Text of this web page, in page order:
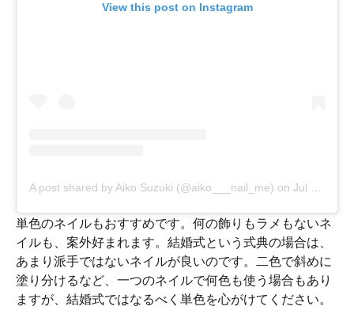
View this post on Instagram
A post shared by Aiko Suzuki (@aiko___nail_me) on Jul 4, 2020 at 8:01am PDT
単色のネイルもおすすめです。何の飾りもラメもないネ
イルも、案外好まれます。結婚式という式典の場合は、
あまり派手ではないネイルが良いのです。二色で斜めに
塗り分けるなど、一つのネイルで何色も使う場合もあり
ますが、結婚式ではなるべく単色を心がけてください。